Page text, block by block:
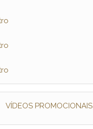
VÍDEOS PROMOCIONAIS